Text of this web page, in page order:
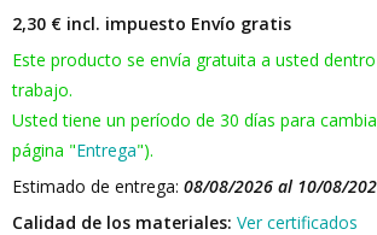
2,30 € incl. impuesto Envío gratis
Este producto se envía gratuita a usted
trabajo.
Usted tiene un período de 30 días para
página "Entrega").
Estimado de entrega: 08/08/2026 al 10/08/
Calidad de los materiales: Ver certificados